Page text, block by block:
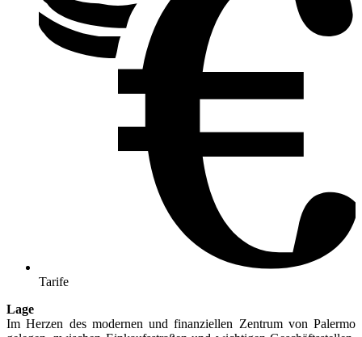
Tarife
Lage
Im Herzen des modernen und finanziellen Zentrum von Palermo